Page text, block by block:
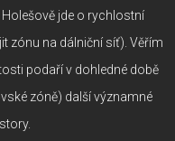
jde o rychlostní
zónu na dálniční síť). Věřím
podaří v dohledné době
zóně) další významné